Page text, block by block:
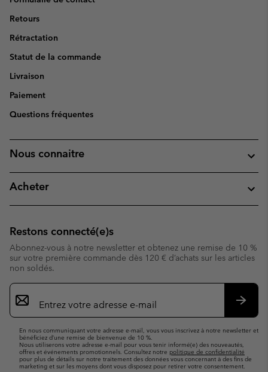
Retours
Rétractation
Statut de la commande
Livraison
Paiement
Questions fréquentes
Nous connaitre
Acheter
Restons connecté(e)s
Abonnez-vous à notre newsletter et obtenez une remise de 10 %
sur votre première commande dès 120 € d’achats sur les articles
non soldés.
Inscription
par
e-
En nous communiquant votre adresse e-mail, vous vous inscrivez à notre newsletter et
bénéficiez d’une remise de bienvenue de 10 %.
Nous utiliserons votre adresse e-mail pour vous tenir informé(e) des nouveautés,
offres et événements promotionnels. Consultez notre politique de confidentialité
pour plus de détails sur notre traitement des données vous concernant à des fins de
marketing et sur les moyens dont vous disposez pour retirer votre consentement.